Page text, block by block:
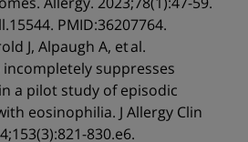
PMID:36207764.
J, Alpaugh A, et al.
suppresses
a pilot study of episodic
eosinophilia. J Allergy Clin
830.e6.